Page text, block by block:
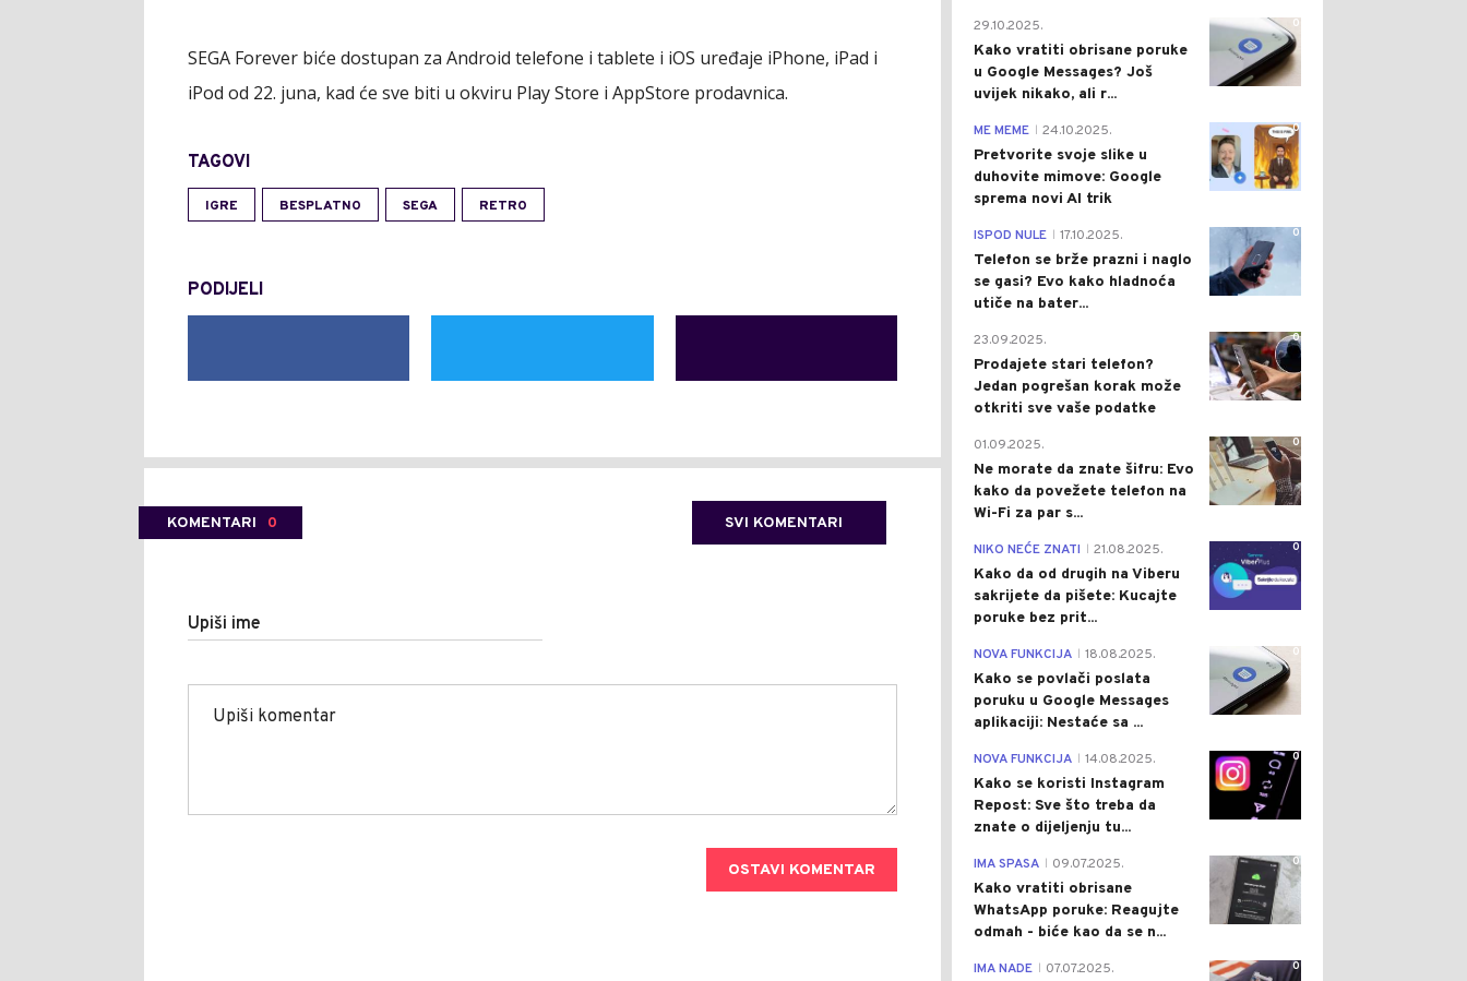
SEGA Forever biće dostupan za Android telefone i tablete i iOS uređaje iPhone, iPad i
iPod od 22. juna, kad će sve biti u okviru Play Store i AppStore prodavnica.
TAGOVI
IGRE BESPLATNO SEGA RETRO
PODIJELI
KOMENTARI 0 SVI KOMENTARI
Upiši ime
OSTAVI KOMENTAR
0
29.10.2025.
Kako vratiti obrisane poruke
u Google Messages? Još
uvijek nikako, ali r...
0
ME MEME 24.10.2025.
Pretvorite svoje slike u
duhovite mimove: Google
sprema novi AI trik
0
ISPOD NULE 17.10.2025.
Telefon se brže prazni i naglo
se gasi? Evo kako hladnoća
utiče na bater...
0
23.09.2025.
Prodajete stari telefon?
Jedan pogrešan korak može
otkriti sve vaše podatke
0
01.09.2025.
Ne morate da znate šifru: Evo
kako da povežete telefon na
Wi-Fi za par s...
0
NIKO NEĆE ZNATI 21.08.2025.
Kako da od drugih na Viberu
sakrijete da pišete: Kucajte
poruke bez prit...
0
NOVA FUNKCIJA 18.08.2025.
Kako se povlači poslata
poruku u Google Messages
aplikaciji: Nestaće sa ...
0
NOVA FUNKCIJA 14.08.2025.
Kako se koristi Instagram
Repost: Sve što treba da
znate o dijeljenju tu...
0
IMA SPASA 09.07.2025.
Kako vratiti obrisane
WhatsApp poruke: Reagujte
odmah - biće kao da se n...
0
IMA NADE 07.07.2025.